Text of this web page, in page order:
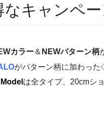
なキャンペ
カラー＆ NEWパターン柄
がパターン柄に加わっ
は全タイプ、20cmシ